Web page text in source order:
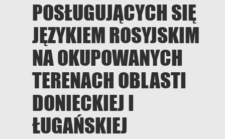
POSŁUGUJĄCYCH SIĘ
JĘZYKIEM ROSYJSKIM
NA OKUPOWANYCH
TERENACH OBLASTI
DONIECKIEJ I
ŁUGAŃSKIEJ